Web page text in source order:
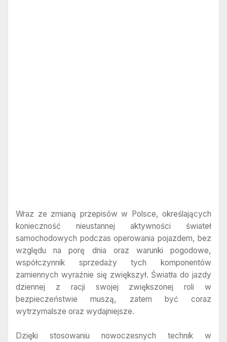
Wraz ze zmianą przepisów w Polsce, określających
konieczność nieustannej aktywności świateł
samochodowych podczas operowania pojazdem, bez
względu na porę dnia oraz warunki pogodowe,
współczynnik sprzedaży tych komponentów
zamiennych wyraźnie się zwiększył. Światła do jazdy
dziennej z racji swojej zwiększonej roli w
bezpieczeństwie muszą, zatem być coraz
wytrzymalsze oraz wydajniejsze.
Dzięki stosowaniu nowoczesnych technik w